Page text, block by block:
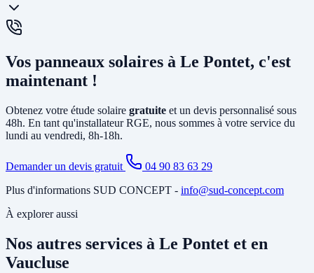
(environ 6 à 13 cts€/kWh selon la puissance). La vente en totalité
(sans consommer) est également possible. Nous vous conseillons la
solution la plus rentable selon votre profil de consommation.
En général, non. L'installation photovoltaïque nécessite
existant et le tirage de câbles DC depuis la toiture. Si votre tableau
est ancien ou sous-dimensionné, une mise à jour partielle peut être
nécessaire. Notre étude gratuite à Le Pontet identifie tous les travaux
Vos panneaux solaires à Le Pontet, c'est
maintenant !
Obtenez votre étude solaire gratuite et un devis personnalisé sous
48h. En tant qu'installateur RGE, nous sommes à votre service du
lundi au vendredi, 8h-18h.
Demander un devis gratuit
04 90 83 63 29
Plus d'informations SUD CONCEPT - info@sud-concept.com
À explorer aussi
Nos autres services à Le Pontet et en
Vaucluse